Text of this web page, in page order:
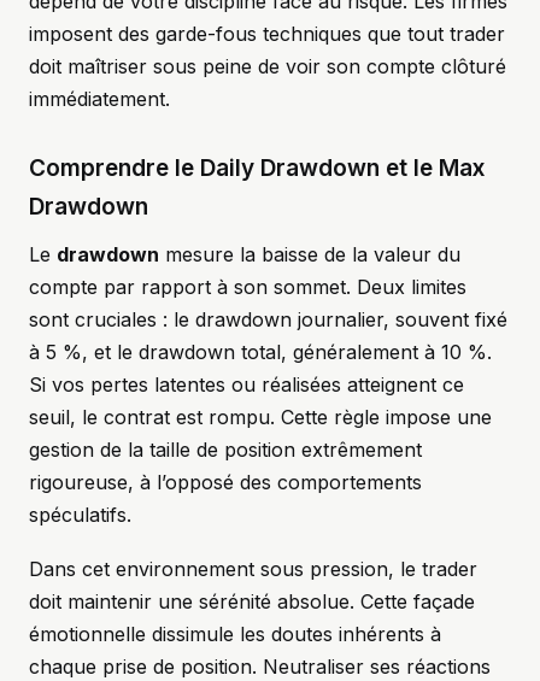
imposent des garde-fous techniques que tout trader
doit maîtriser sous peine de voir son compte clôturé
immédiatement.
Comprendre le Daily Drawdown et le Max
Drawdown
Le drawdown mesure la baisse de la valeur du
compte par rapport à son sommet. Deux limites
sont cruciales : le drawdown journalier, souvent fixé
à 5 %, et le drawdown total, généralement à 10 %.
Si vos pertes latentes ou réalisées atteignent ce
seuil, le contrat est rompu. Cette règle impose une
gestion de la taille de position extrêmement
rigoureuse, à l’opposé des comportements
spéculatifs.
Dans cet environnement sous pression, le trader
doit maintenir une sérénité absolue. Cette façade
émotionnelle dissimule les doutes inhérents à
chaque prise de position. Neutraliser ses réactions